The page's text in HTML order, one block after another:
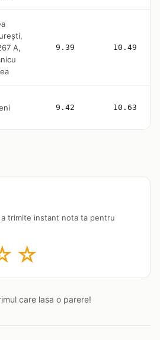
A,
9.39 10.49
9.42 10.63
trimite instant nota ta pentru
☆
care lasa o parere!